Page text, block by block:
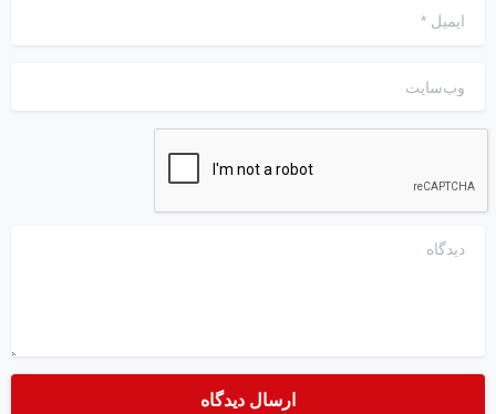
ایمیل
وب‌سایت
دیدگاه